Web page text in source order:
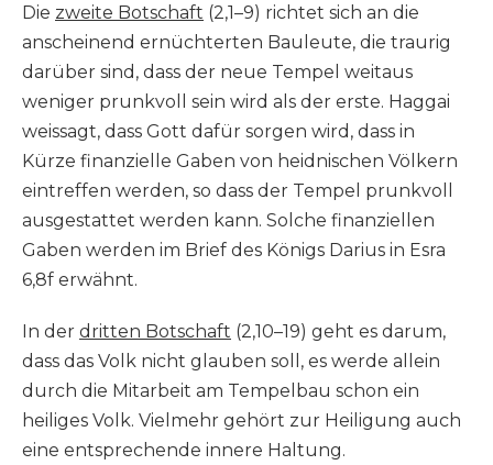
Die zweite Botschaft (2,1–9) richtet sich an die
anscheinend ernüchterten Bauleute, die traurig
darüber sind, dass der neue Tempel weitaus
weniger prunkvoll sein wird als der erste. Haggai
weissagt, dass Gott dafür sorgen wird, dass in
Kürze finanzielle Gaben von heidnischen Völkern
eintreffen werden, so dass der Tempel prunkvoll
ausgestattet werden kann. Solche finanziellen
Gaben werden im Brief des Königs Darius in Esra
6,8f erwähnt.
In der dritten Botschaft (2,10–19) geht es darum,
dass das Volk nicht glauben soll, es werde allein
durch die Mitarbeit am Tempelbau schon ein
heiliges Volk. Vielmehr gehört zur Heiligung auch
eine entsprechende innere Haltung.